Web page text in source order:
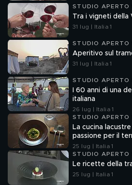
STUDIO APERTO
Tra i vigneti della
31 lug | Italia 1
STUDIO APERTO
Aperitivo sul
31 lug | Italia 1
STUDIO APERTO
I 60 anni di una
italiana
26 lug | Italia 1
STUDIO APERTO
La cucina
passione per il
25 lug | Italia 1
STUDIO APERTO
Le ricette della
25 lug | Italia 1